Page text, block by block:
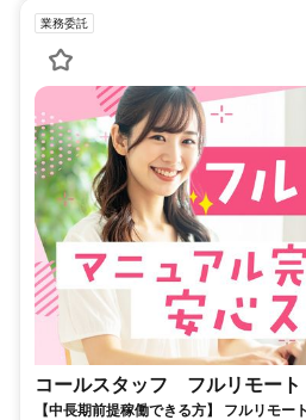
業務委託
コールスタッフ フルリモー
【中長期前提稼働できる方】 フルリモー